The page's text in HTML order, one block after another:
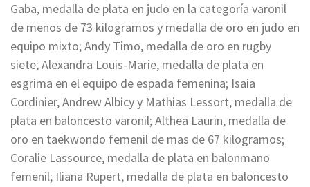
Gaba, medalla de plata en judo en la categoría varonil
de menos de 73 kilogramos y medalla de oro en judo en
equipo mixto; Andy Timo, medalla de oro en rugby
siete; Alexandra Louis-Marie, medalla de plata en
esgrima en el equipo de espada femenina; Isaia
Cordinier, Andrew Albicy y Mathias Lessort, medalla de
plata en baloncesto varonil; Althea Laurin, medalla de
oro en taekwondo femenil de mas de 67 kilogramos;
Coralie Lassource, medalla de plata en balonmano
femenil; Iliana Rupert, medalla de plata en baloncesto